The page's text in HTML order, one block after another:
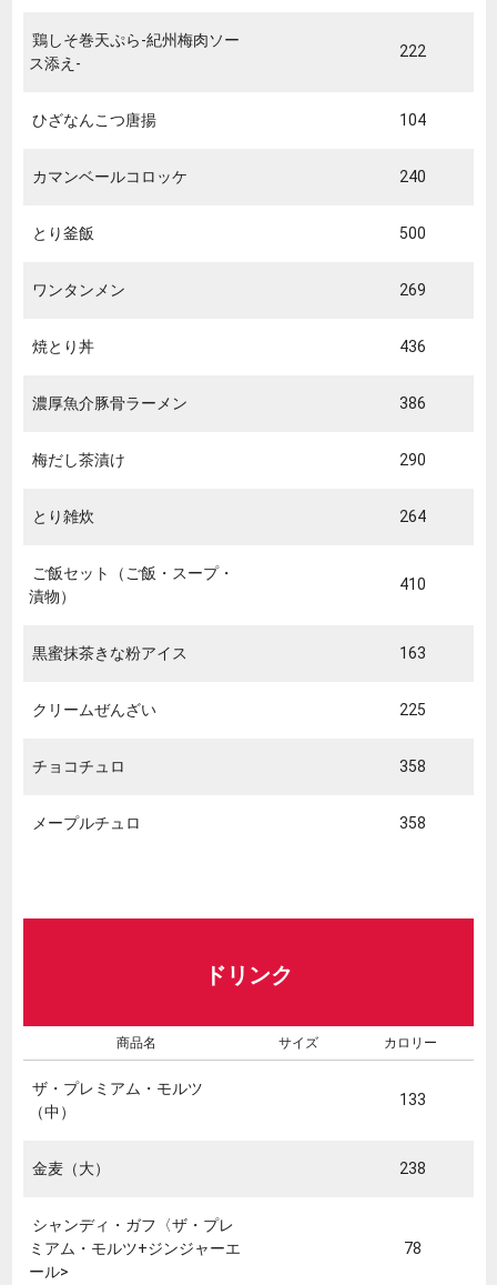
鶏しそ巻天ぷら-紀州梅肉ソー
ス添え-
222
ひざなんこつ唐揚 104
カマンベールコロッケ 240
とり釜飯 500
ワンタンメン 269
焼とり丼 436
濃厚魚介豚骨ラーメン 386
梅だし茶漬け 290
とり雑炊 264
ご飯セット（ご飯・スープ・
漬物）
410
黒蜜抹茶きな粉アイス 163
クリームぜんざい 225
チョコチュロ 358
メープルチュロ 358
ドリンク
商品名 サイズ カロリー
ザ・プレミアム・モルツ
（中）
133
金麦（大） 238
シャンディ・ガフ〈ザ・プレ
ミアム・モルツ+ジンジャーエ
ール>
78